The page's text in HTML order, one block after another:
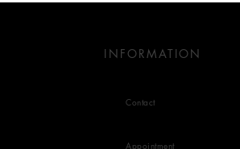
INFORMATION
Contact
Appointment